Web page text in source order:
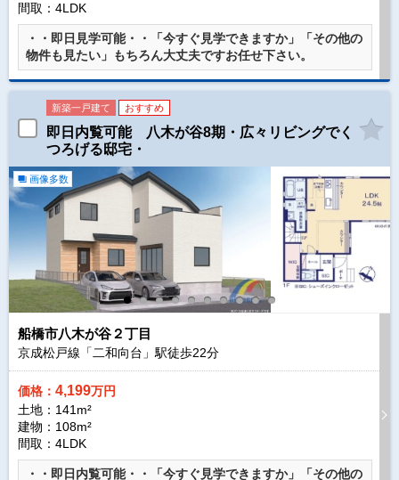
間取：4LDK
・・即日見学可能・・「今すぐ見学できますか」「その他の
物件も見たい」もちろん大丈夫ですお任せ下さい。
新築一戸建て おすすめ
即日内覧可能 八木が谷8期・広々リビングでく
つろげる邸宅・
画像多数
船橋市八木が谷２丁目
京成松戸線「二和向台」駅徒歩22分
価格： 4,199万円
土地：141m²
建物：108m²
間取：4LDK
・・即日内覧可能・・「今すぐ見学できますか」「その他の